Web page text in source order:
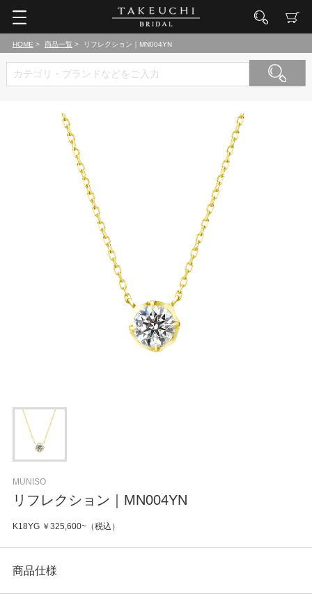
HOME 商品一覧 リフレクション｜MN004YN
MUNISO
リフレクション｜MN004YN
K18YG ￥325,600~（税込）
商品仕様